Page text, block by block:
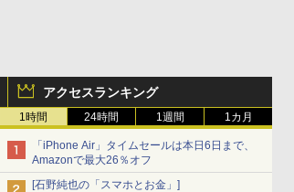
アクセスランキング
1時間 24時間 1週間 1カ月
「iPhone Air」タイムセールは本日6日まで、
Amazonで最大26％オフ
[石野純也の「スマホとお金」]